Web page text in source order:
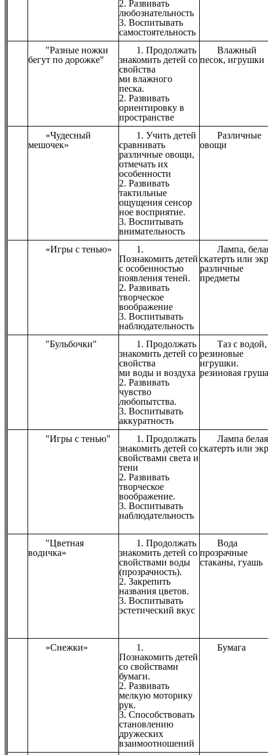
2. Развивать
любознательность
3. Воспитывать
самостоятельность
"Разные ножки
бегут по дорожке"
1. Продолжать
знакомить детей со
свойства
ми влажного
песка.
2. Развивать
ориентировку в
пространстве
Влажный
песок, игрушки
«Чудесный
мешочек»
1. Учить детей
сравнивать
различные овощи,
отмечать их
особенности
2. Развивать
тактильные
ощущения сенсор
ное восприятие.
3. Воспитывать
внимательность
Различные
овощи
«Игры с тенью»
1.
Познакомить детей
с особенностью
появления теней.
2. Развивать
творческое
воображение
3. Воспитывать
наблюдательность
Лампа,
скатерть или
различные
предметы
"Бульбочки"
1. Продолжать
знакомить детей со
свойства
ми воды и воздуха
2. Развивать
чувство
любопытства.
3. Воспитывать
аккуратность
Таз с водой,
резиновые
игрушки.
резиновая
"Игры с тенью"
1. Продолжать
знакомить детей со
свойствами света и
тени
2. Развивать
творческое
воображение.
3. Воспитывать
наблюдательность
Лампа белая
скатерть или
"Цветная
водичка»
1. Продолжать
знакомить детей со
свойствами воды
(прозрачность).
2. Закрепить
названия цветов.
3. Воспитывать
эстетический вкус
Вода
прозрачные
стаканы, гуашь
«Снежки»
1.
Познакомить детей
со свойствами
бумаги.
2. Развивать
мелкую моторику
рук.
3. Способствовать
становлению
дружеских
взаимоотношений
Бумага